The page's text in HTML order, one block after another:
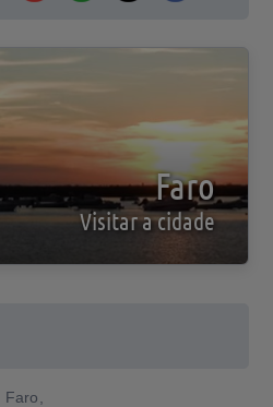
Faro
Visitar a cidade